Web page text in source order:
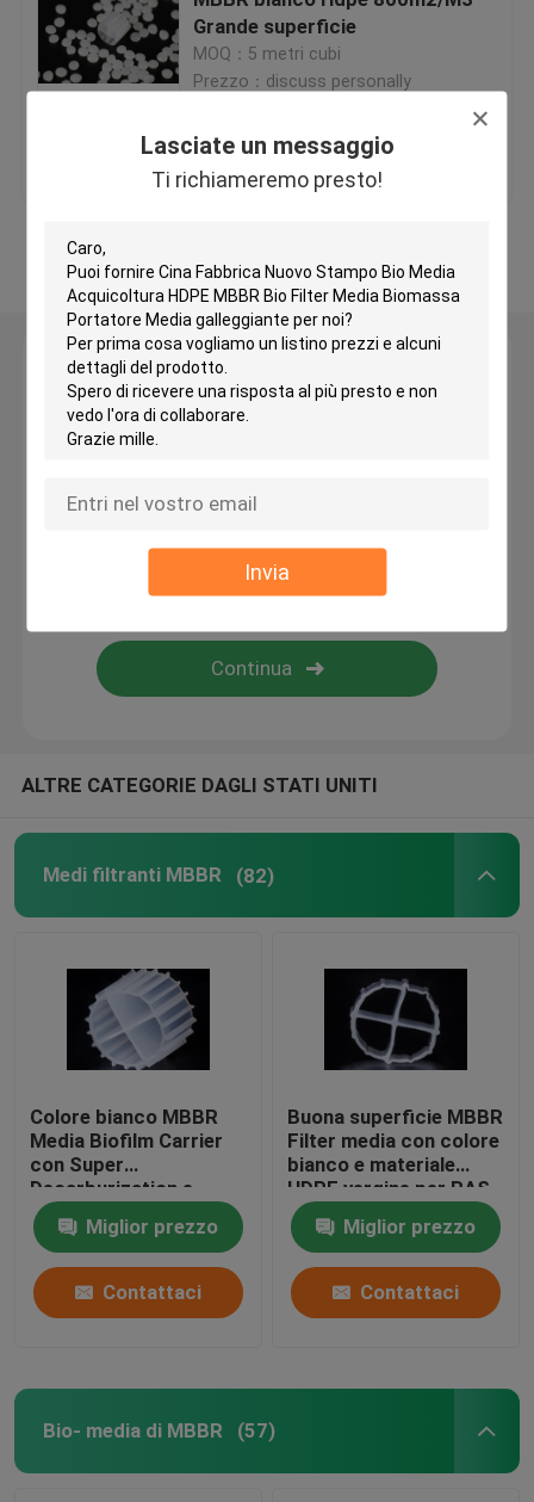
Lasciate un messaggio
Ti richiameremo presto!
Invia
Medi filtranti in plastica
Medi filtranti galleggianti
Medi filtranti K1
Reattore a biofilm mobile
Medi filtranti Kaldnes
Medi filtranti a sfere BIO
bio- corpo filtrante
Portatore MBBR
Media di filtraggio bio-blocco
Palancola del PVC
Grande superficie
MOQ：5 metri cubi
Prezzo：discuss personally
Miglior prezzo Contattaci
Osservi più
Lasciate un messaggio
Ti richiameremo presto!
ALTRE CATEGORIE DAGLI STATI UNITI
Medi filtranti MBBR (82)
Colore bianco MBBR
Media Biofilm Carrier
con Super
Decarburization e
materiale HDPE vergine
Miglior prezzo
Contattaci
Buona superficie MBBR
Filter media con colore
bianco e materiale
HDPE vergine per RAS
Miglior prezzo
Contattaci
Bio- media di MBBR (57)